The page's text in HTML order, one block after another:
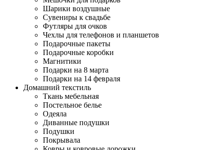
Шарики воздушные
Сувениры к свадьбе
Футляры для очков
Чехлы для телефонов и планшетов
Подарочные пакеты
Подарочные коробки
Магнитики
Подарки на 8 марта
Подарки на 14 февраля
Домашний текстиль
Ткань мебельная
Постельное белье
Одеяла
Диванные подушки
Подушки
Покрывала